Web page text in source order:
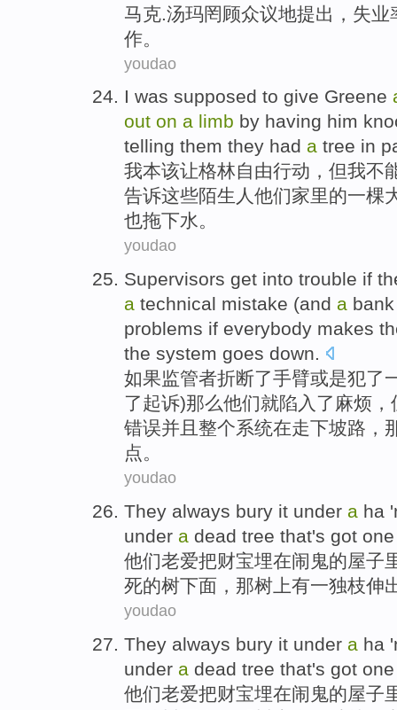
马克 汤玛罔顾众议地提出 ，失业
作。
youdao
I was supposed to give Greene
out on a limb by having him
telling them they had a tree in
我本该让格林自由行动， 但我不
告诉这些陌生人 他们家里的一棵
也拖下水。
youdao
Supervisors get into trouble if
a technical mistake (and a bank
problems if everybody makes
the system goes down.
如果监管者折断了手臂或是犯了
了起诉)那么他们就陷入 了 麻烦 ，
错误并且整个系统在走下坡路，
点。
youdao
They always bury it under a ha
under a dead tree that's got one
他们老爱把财宝埋在闹鬼的屋子
死的树下面， 那树上有一独枝伸
youdao
They always bury it under a ha
under a dead tree that's got one
他们老爱把财宝埋在闹鬼的屋子